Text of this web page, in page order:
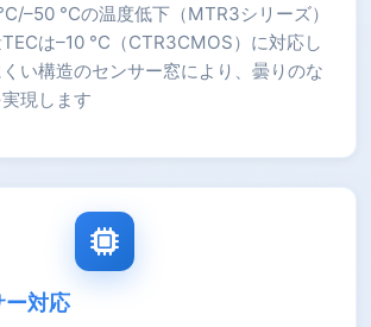
–50 °Cの温度低下（MTR3シリーズ）
は–10 °C（CTR3CMOS）に対応し
い構造のセンサー窓により、曇りのな
現します
ー対応